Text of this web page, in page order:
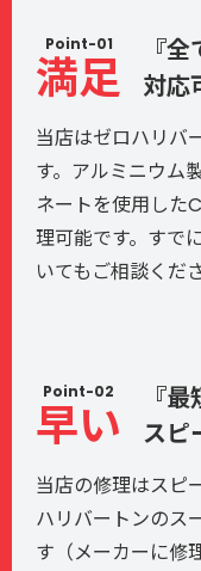
Point-01
満足
『
対応
当店はゼロハリバ
す。アルミニウム
ネートを使用し
理可能です。すで
いてもご相談くだ
Point-02
早い
『
スピ
当店の修理はスピ
ハリバートンのス
す（メーカーに修